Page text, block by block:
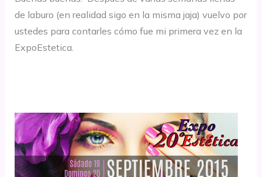
de laburo (en realidad sigo en la misma jaja) vuelvo por
ustedes para contarles cómo fue mi primera vez en la
ExpoEstetica.